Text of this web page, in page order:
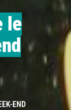
le
END